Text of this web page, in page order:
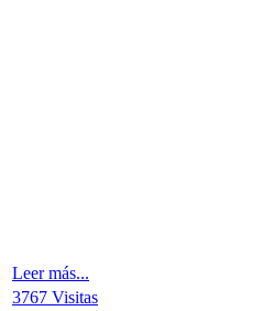
Leer más...
3767 Visitas